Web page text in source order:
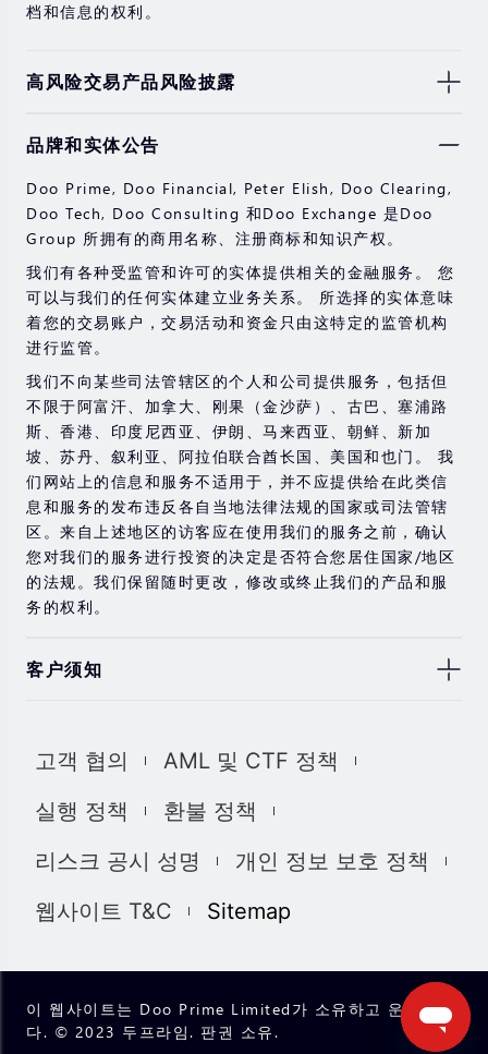
档和信息的权利。
高风险交易产品风险披露
券，期货，差价合约和其他金融产品交易涉及高风险，可
过去的投资表现并不代表其未来的表现。
在与我们进行任何交易之前，请确保您完全了解使用相应
金融工具进行交易的风险。 如果您不了解此处说明的风
险，则应寻求独立的专业建议。
品牌和实体公告
Doo Prime, Doo Financial, Peter Elish, Doo Clearing,
Doo Tech, Doo Consulting 和Doo Exchange 是Doo
Group 所拥有的商用名称、注册商标和知识产权。
我们有各种受监管和许可的实体提供相关的金融服务。 您
可以与我们的任何实体建立业务关系。 所选择的实体意味
着您的交易账户，交易活动和资金只由这特定的监管机构
进行监管。
我们不向某些司法管辖区的个人和公司提供服务，包括但
不限于阿富汗、加拿大、刚果（金沙萨）、古巴、塞浦路
斯、香港、印度尼西亚、伊朗、马来西亚、朝鲜、新加
坡、苏丹、叙利亚、阿拉伯联合酋长国、美国和也门。 我
们网站上的信息和服务不适用于，并不应提供给在此类信
息和服务的发布违反各自当地法律法规的国家或司法管辖
区。来自上述地区的访客应在使用我们的服务之前，确认
您对我们的服务进行投资的决定是否符合您居住国家/地区
的法规。我们保留随时更改，修改或终止我们的产品和服
务的权利。
客户须知
息，材料或第三方材料（“材料”）仅供参考。 该材料仅被
的投资建议和/或投资推荐。 尽管我们已尽一切合理的努力
和保证，如果所提供信息的任何不准确和不完整，我们也
损失或损害赔偿。 未经我们的同意，您只能将该材料用于
我们使用我们网站上的cookies来根据您的喜好自定义我们
网站上显示的信息和体验。 通过访问本网站，您承认您已
经阅读并同意上述详细信息，并同意我们使用cookies。
고객 협의
AML 및 CTF 정책
실행 정책
환불 정책
리스크 공시 성명
개인 정보 보호 정책
웹사이트 T&C
Sitemap
이 웹사이트는 Doo Prime Limited가 소유하고 운영합니
다. © 2023 두프라임. 판권 소유.